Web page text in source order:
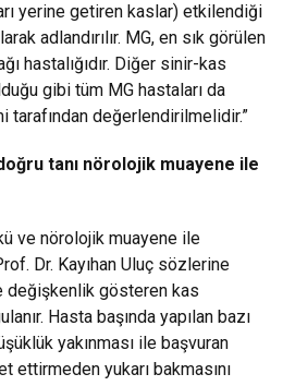
yerine getiren kaslar) etkilendiği
adlandırılır. MG, en sık görülen
hastalığıdır. Diğer sinir-kas
gibi tüm MG hastaları da
tarafından değerlendirilmelidir.”
tanı nörolojik muayene ile
ve nörolojik muayene ile
Dr. Kayıhan Uluç sözlerine
değişkenlik gösteren kas
Hasta başında yapılan bazı
yakınması ile başvuran
ettirmeden yukarı bakmasını